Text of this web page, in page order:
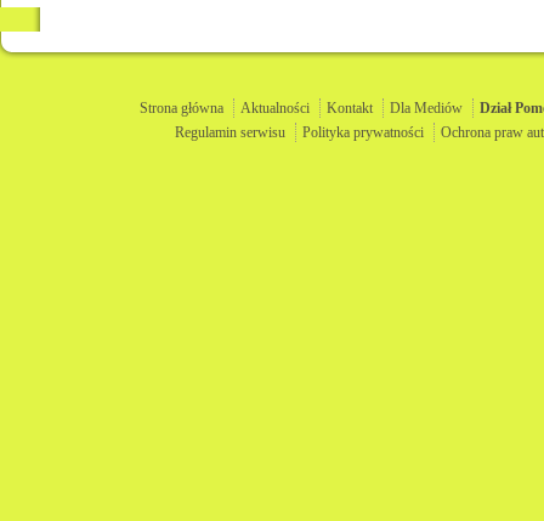
Strona główna Aktualności Kontakt Dla Mediów Dział
Regulamin serwisu
Polityka prywatności Ochrona praw